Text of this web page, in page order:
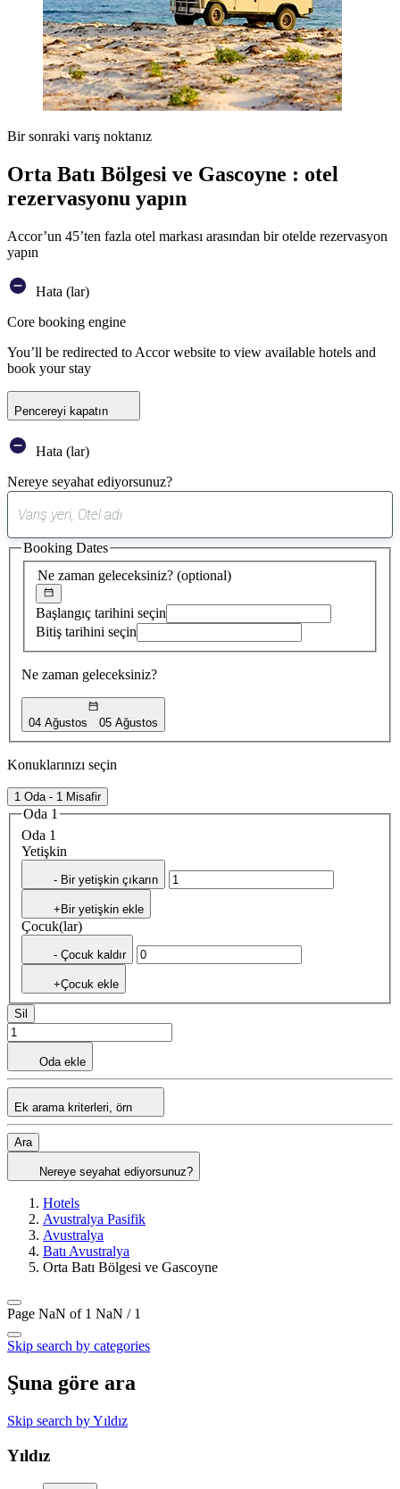
Bir sonraki varış noktanız
Orta Batı Bölgesi ve Gascoyne : otel
rezervasyonu yapın
Accor’un 45’ten fazla otel markası arasından bir otelde rezervasyon
yapın
Hata (lar)
Core booking engine
You’ll be redirected to Accor website to view available hotels and
book your stay
Pencereyi kapatın
Hata (lar)
Nereye seyahat ediyorsunuz?
öneri
bulundu
Ne zaman geleceksiniz? (optional)
Başlangıç tarihini seçin
Bitiş tarihini seçin
Ne zaman geleceksiniz?
04 Ağustos 05 Ağustos
Booking Dates
Konuklarınızı seçin
1 Oda - 1 Misafir
Oda 1
Oda 1
Yetişkin
- Bir yetişkin çıkarın
+Bir yetişkin ekle
Çocuk(lar)
- Çocuk kaldır
+Çocuk ekle
Sil
Oda ekle
Ek arama kriterleri, örn
Ara
Nereye seyahat ediyorsunuz?
Hotels
Avustralya Pasifik
Avustralya
Batı Avustralya
Orta Batı Bölgesi ve Gascoyne
Page NaN of 1 NaN / 1
Skip search by categories
Şuna göre ara
Skip search by Yıldız
Yıldız